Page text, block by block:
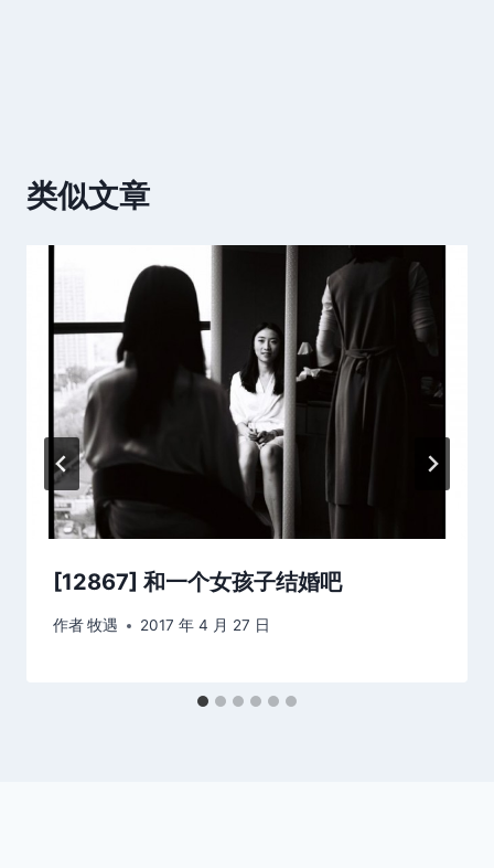
类似文章
[12867] 和一个女孩子结婚吧
作者牧遇 2017 年 4 月 27 日